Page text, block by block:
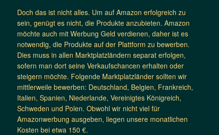
Doch das ist nicht alles. Um auf Amazon erfolgreich zu
sein, genügt es nicht, die Produkte anzubieten. Amazon
möchte auch mit Werbung Geld verdienen, daher ist es
notwendig, die Produkte auf der Plattform zu bewerben.
Dies muss in allen Marktplatzländern separat erfolgen,
sofern man dort seine Verkaufschancen erhalten oder
steigern möchte. Folgende Marktplatzländer sollten wir
mittlerweile bewerben: Deutschland, Belgien, Frankreich,
Italien, Spanien, Niederlande, Vereinigtes Königreich,
Schweden und Polen. Obwohl wir nicht viel für
Amazonwerbung ausgeben, liegen unsere monatlichen
Kosten bei etwa 150 €.